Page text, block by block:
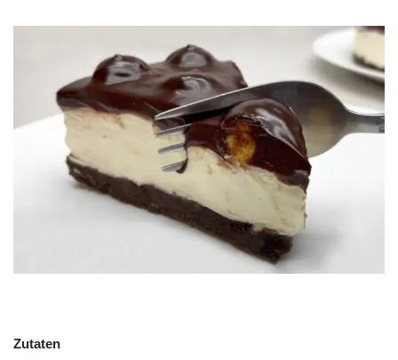
Zutaten